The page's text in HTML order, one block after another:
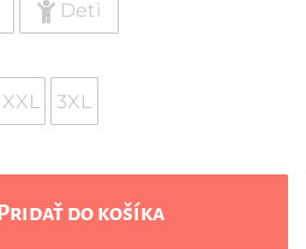
Deti
XXL 3XL
Pridať do košíka